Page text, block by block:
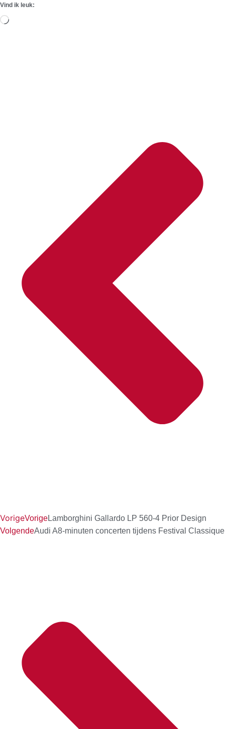
Vind ik leuk:
Aan
VorigeVorigeLamborghini Gallardo LP 560-4 Prior Design
VolgendeAudi A8-minuten concerten tijdens Festival Classique